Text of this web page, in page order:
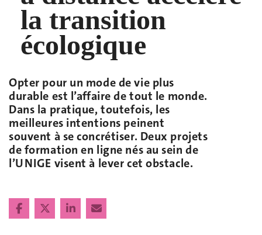
la transition
écologique
Opter pour un mode de vie plus
durable est l’affaire de tout le monde.
Dans la pratique, toutefois, les
meilleures intentions peinent
souvent à se concrétiser. Deux projets
de formation en ligne nés au sein de
l’UNIGE visent à lever cet obstacle.